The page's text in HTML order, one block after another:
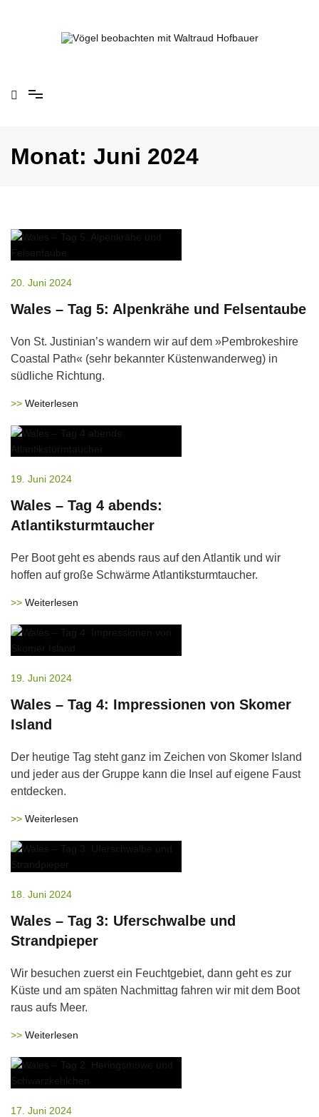
Monat: Juni 2024
20. Juni 2024
Wales – Tag 5: Alpenkrähe und Felsentaube
Von St. Justinian’s wandern wir auf dem »Pembrokeshire
Coastal Path« (sehr bekannter Küstenwanderweg) in
südliche Richtung.
Weiterlesen
19. Juni 2024
Wales – Tag 4 abends:
Atlantiksturmtaucher
Per Boot geht es abends raus auf den Atlantik und wir
hoffen auf große Schwärme Atlantiksturmtaucher.
Weiterlesen
19. Juni 2024
Wales – Tag 4: Impressionen von Skomer
Island
Der heutige Tag steht ganz im Zeichen von Skomer Island
und jeder aus der Gruppe kann die Insel auf eigene Faust
entdecken.
Weiterlesen
18. Juni 2024
Wales – Tag 3: Uferschwalbe und
Strandpieper
Wir besuchen zuerst ein Feuchtgebiet, dann geht es zur
Küste und am späten Nachmittag fahren wir mit dem Boot
raus aufs Meer.
Weiterlesen
17. Juni 2024